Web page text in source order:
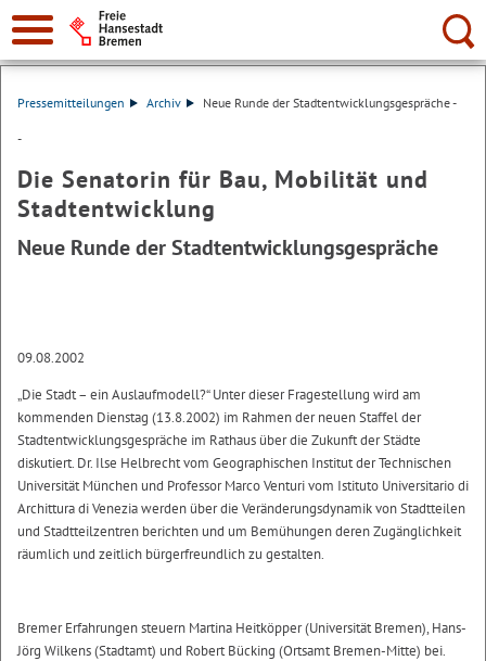
Suche:
Pressemitteilungen Archiv Neue Runde der Stadtentwicklungsgespräche -
-
Die Senatorin für Bau, Mobilität und
Stadtentwicklung
Neue Runde der Stadtentwicklungsgespräche
09.08.2002
„Die Stadt – ein Auslaufmodell?“ Unter dieser Fragestellung wird am
kommenden Dienstag (13.8.2002) im Rahmen der neuen Staffel der
Stadtentwicklungsgespräche im Rathaus über die Zukunft der Städte
diskutiert. Dr. Ilse Helbrecht vom Geographischen Institut der Technischen
Universität München und Professor Marco Venturi vom Istituto Universitario di
Archittura di Venezia werden über die Veränderungsdynamik von Stadtteilen
und Stadtteilzentren berichten und um Bemühungen deren Zugänglichkeit
räumlich und zeitlich bürgerfreundlich zu gestalten.
Bremer Erfahrungen steuern Martina Heitköpper (Universität Bremen), Hans-
Jörg Wilkens (Stadtamt) und Robert Bücking (Ortsamt Bremen-Mitte) bei.